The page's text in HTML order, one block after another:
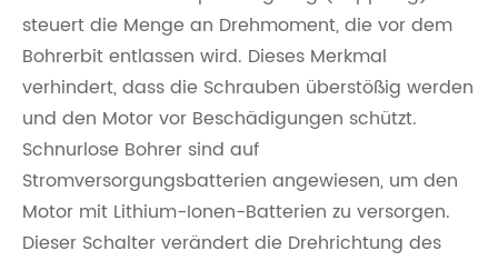
steuert die Menge an Drehmoment, die vor dem
Bohrerbit entlassen wird. Dieses Merkmal
verhindert, dass die Schrauben überstößig werden
und den Motor vor Beschädigungen schützt.
Schnurlose Bohrer sind auf
Stromversorgungsbatterien angewiesen, um den
Motor mit Lithium-Ionen-Batterien zu versorgen.
Dieser Schalter verändert die Drehrichtung des